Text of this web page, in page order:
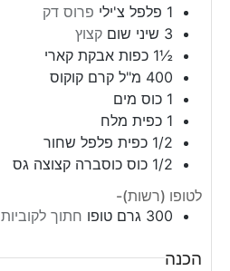
1 פלפל צ'ילי פרוס דק
3 שיני שום קצוץ
½1 כפות אבקת קארי
400 מ"ל קרם קוקוס
1 כוס מים
1 כפית מלח
1/2 כפית פלפל שחור
1/2 כוס כוסברה קצוצה גס
לטופו (רשות)-
300 גרם טופו חתוך לקוביות
הכנה